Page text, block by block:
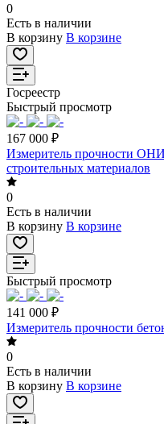
0
Есть в наличии
В корзину В корзине
Госреестр
Быстрый просмотр
167 000 ₽
Измеритель прочности
строительных материалов
0
Есть в наличии
В корзину В корзине
Быстрый просмотр
141 000 ₽
Измеритель прочности
0
Есть в наличии
В корзину В корзине